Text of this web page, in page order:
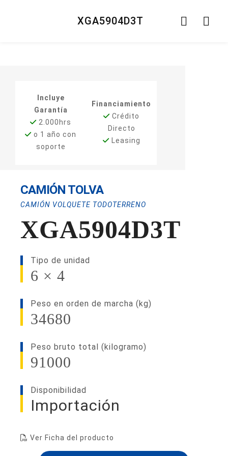
XGA5904D3T
Incluye
Garantía
2.000hrs
o 1 año con
soporte
Financiamiento
Crédito
Directo
Leasing
CAMIÓN TOLVA
CAMIÓN VOLQUETE TODOTERRENO
XGA5904D3T
Tipo de unidad
6 × 4
Peso en orden de marcha (kg)
34680
Peso bruto total (kilogramo)
91000
Disponibilidad
Importación
Ver Ficha del producto